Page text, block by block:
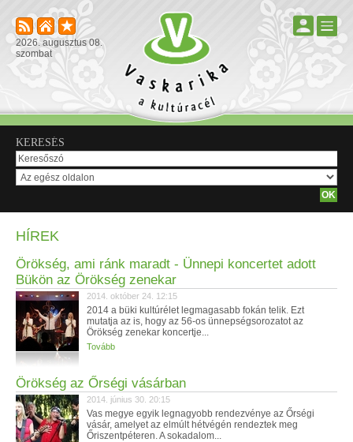
2026. augusztus 08.
szombat
KERESÉS
HÍREK
Örökség, ami ránk maradt - Ünnepi koncertet adott
Bükön az Örökség zenekar
2014. október 24. 12:15
2014 a büki kultúrélet legmagasabb fokán telik. Ezt
mutatja az is, hogy az 56-os ünnepségsorozatot az
Örökség zenekar koncertje...
Tovább
Örökség az Őrségi vásárban
2014. június 30. 20:15
Vas megye egyik legnagyobb rendezvénye az Őrségi
vásár, amelyet az elmúlt hétvégén rendeztek meg
Őriszentpéteren. A sokadalom...